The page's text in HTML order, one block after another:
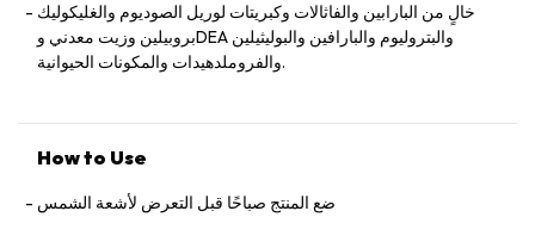
خالٍ من البارابين والفاثالات وكبريتات لوريل الصوديوم والغليكوليك
بروبيلين وزيت معدني وDEA والبتروليوم والبارافين والبوليثيلين
والفروملدهيدات والمكونات الحيوانية.
How to Use
ضع المنتج صباحًا قبل التعرض لأشعة الشمس